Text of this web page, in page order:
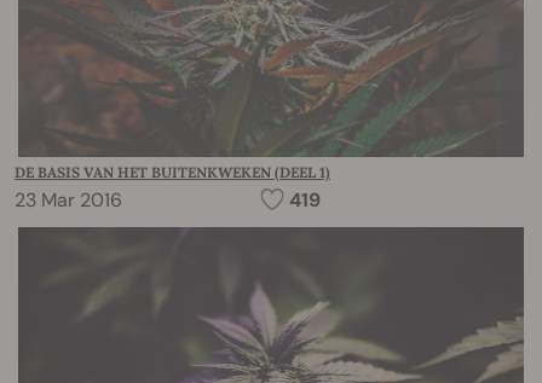
DE BASIS VAN HET BUITENKWEKEN (DEEL 1)
23 Mar 2016 419